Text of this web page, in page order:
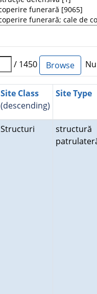
/ 1450
Site Class
(descending)
Site Type
Structuri
structură